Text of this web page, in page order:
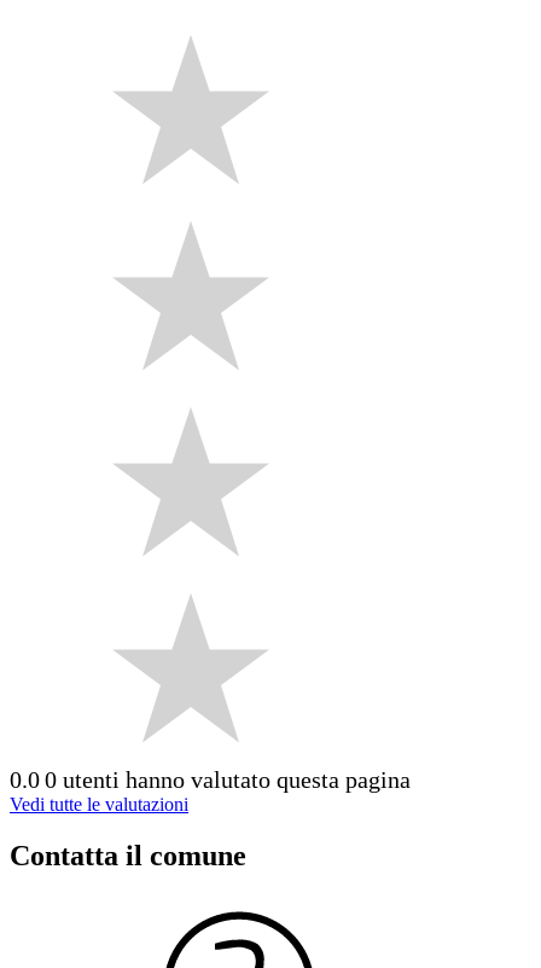
0.00 utenti hanno valutato questa pagina
Vedi tutte le valutazioni
Contatta il comune